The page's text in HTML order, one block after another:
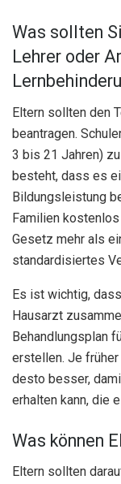
Was sollten
Lehrer oder
Eltern sollten den
beantragen.
3 bis 21 Jahren)
besteht, dass es
Bildungsleistung
Familien
Gesetz mehr als
standardisiertes
Es ist wichtig,
Hausarzt
Behandlungsplan
erstellen. Je
desto besser,
erhalten kann, die
Was können
Eltern sollten